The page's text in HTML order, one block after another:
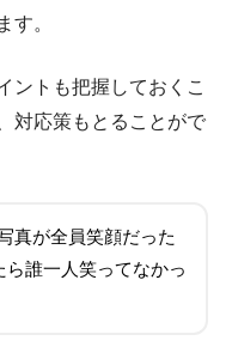
す。
ントも把握しておくこ
対応策もとることがで
真が全員笑顔だった
誰一人笑ってなかっ